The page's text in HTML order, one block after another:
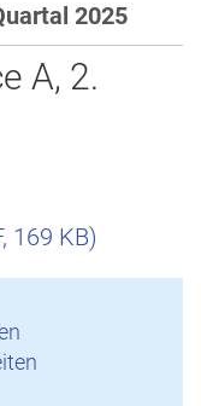
2025
A, 2.
169 KB)